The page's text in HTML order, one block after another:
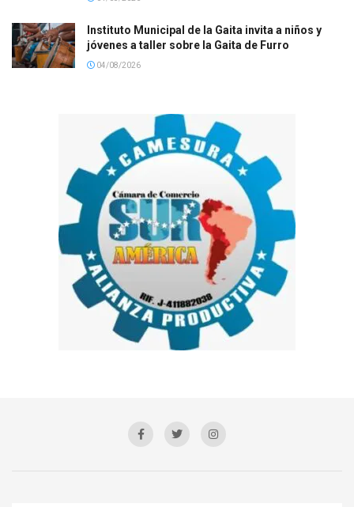
Instituto Municipal de la Gaita invita a niños y
jóvenes a taller sobre la Gaita de Furro
04/08/2026